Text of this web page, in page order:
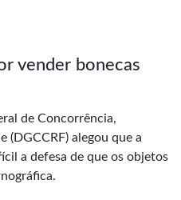
vender bonecas
de Concorrência,
(DGCCRF) alegou que a
a defesa de que os objetos